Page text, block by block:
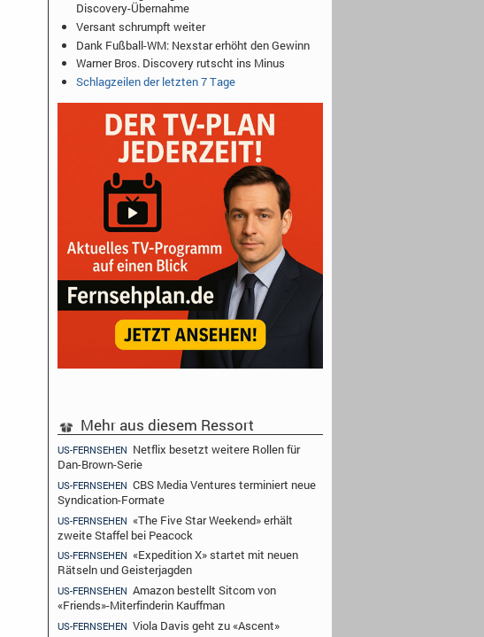
Discovery-Übernahme
Versant schrumpft weiter
Dank Fußball-WM: Nexstar erhöht den Gewinn
Warner Bros. Discovery rutscht ins Minus
Schlagzeilen der letzten 7 Tage
Mehr aus diesem Ressort
US-FERNSEHEN Netflix besetzt weitere Rollen für
Dan-Brown-Serie
US-FERNSEHEN CBS Media Ventures terminiert neue
Syndication-Formate
US-FERNSEHEN «The Five Star Weekend» erhält
zweite Staffel bei Peacock
US-FERNSEHEN «Expedition X» startet mit neuen
Rätseln und Geisterjagden
US-FERNSEHEN Amazon bestellt Sitcom von
«Friends»-Miterfinderin Kauffman
US-FERNSEHEN Viola Davis geht zu «Ascent»